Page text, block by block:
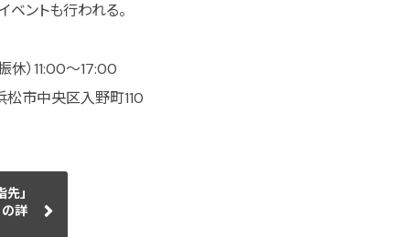
ントも行われる。
休）11:00～17:00
松市中央区入野町110
」
詳